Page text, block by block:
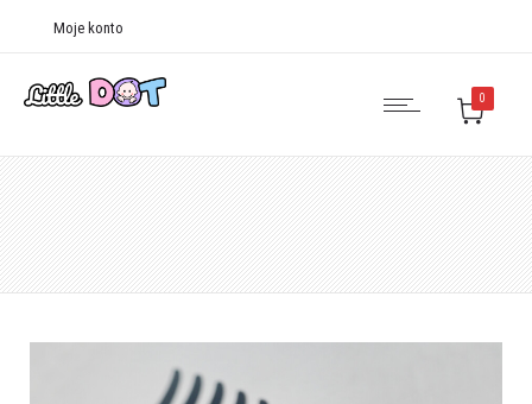
Moje konto
0